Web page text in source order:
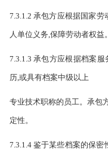
7.3.1.2 承包方应根据国家
人单位义务,保障劳动者权益。
7.3.1.3 承包方应根据档案
历,或具有档案中级以上
专业技术职称的员工。承包
定性。
7.3.1.4 鉴于某些档案的保